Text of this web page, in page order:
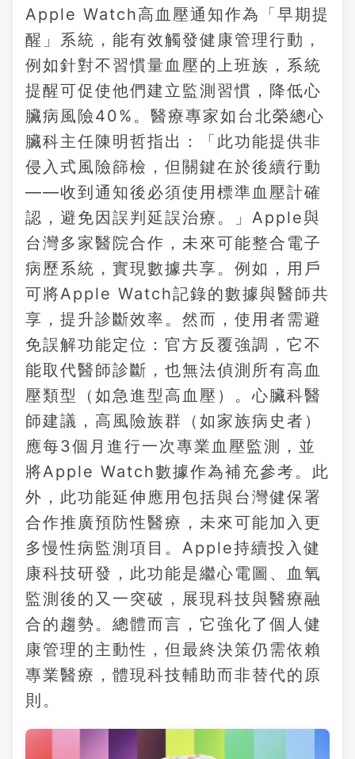
Apple Watch高血壓通知作為「早期提
醒」系統，能有效觸發健康管理行動，
例如針對不習慣量血壓的上班族，系統
提醒可促使他們建立監測習慣，降低心
臟病風險40%。醫療專家如台北榮總心
臟科主任陳明哲指出：「此功能提供非
侵入式風險篩檢，但關鍵在於後續行動
——收到通知後必須使用標準血壓計確
認，避免因誤判延誤治療。」Apple與
台灣多家醫院合作，未來可能整合電子
病歷系統，實現數據共享。例如，用戶
可將Apple Watch記錄的數據與醫師共
享，提升診斷效率。然而，使用者需避
免誤解功能定位：官方反覆強調，它不
能取代醫師診斷，也無法偵測所有高血
壓類型（如急進型高血壓）。心臟科醫
師建議，高風險族群（如家族病史者）
應每3個月進行一次專業血壓監測，並
將Apple Watch數據作為補充參考。此
外，此功能延伸應用包括與台灣健保署
合作推廣預防性醫療，未來可能加入更
多慢性病監測項目。Apple持續投入健
康科技研發，此功能是繼心電圖、血氧
監測後的又一突破，展現科技與醫療融
合的趨勢。總體而言，它強化了個人健
康管理的主動性，但最終決策仍需依賴
專業醫療，體現科技輔助而非替代的原
則。